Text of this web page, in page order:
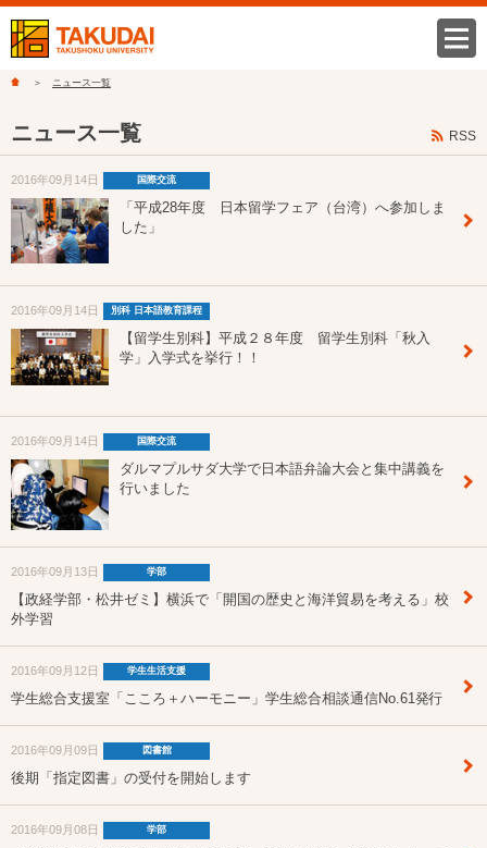
ニュース一覧
ニュース一覧 RSS
2016年09月14日 国際交流
「平成28年度 日本留学フェア（台湾）へ参加しま
した」
2016年09月14日 別科 日本語教育課程
【留学生別科】平成２８年度 留学生別科「秋入
学」入学式を挙行！！
2016年09月14日 国際交流
ダルマプルサダ大学で日本語弁論大会と集中講義を
行いました
2016年09月13日 学部
【政経学部・松井ゼミ】横浜で「開国の歴史と海洋貿易を考える」校
外学習
2016年09月12日 学生生活支援
学生総合支援室「こころ＋ハーモニー」学生総合相談通信No.61発行
2016年09月09日 図書館
後期「指定図書」の受付を開始します
2016年09月08日 学部